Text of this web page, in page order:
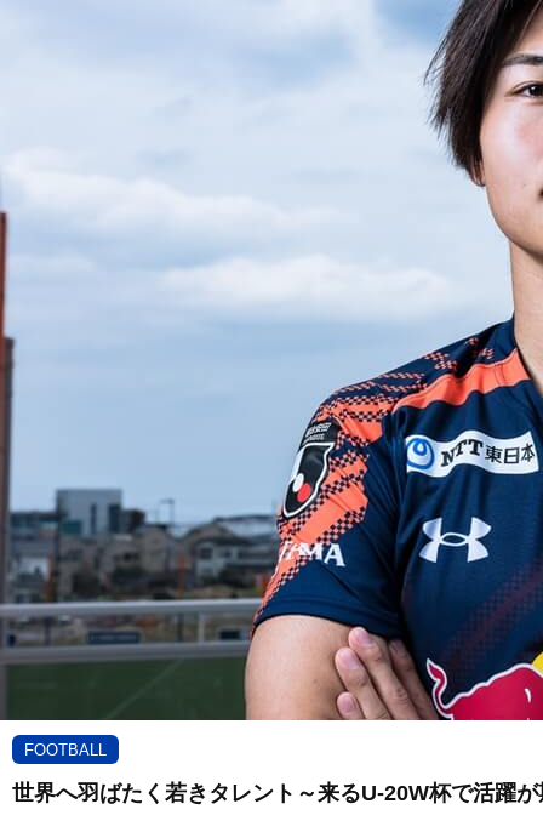
FOOTBALL
世界へ羽ばたく若きタレント～来るU-20W杯で活躍